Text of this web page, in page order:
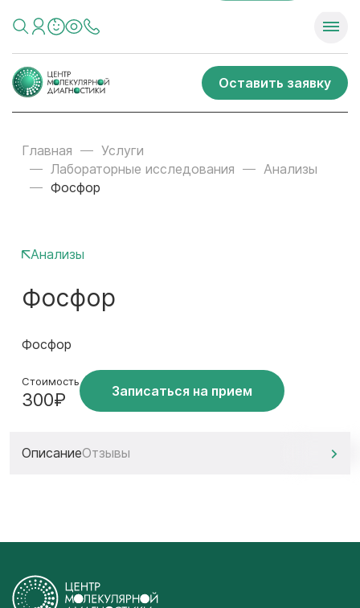
Оставить заявку
Главная
Услуги
Лабораторные исследования
Анализы
Фосфор
Анализы
Фосфор
Фосфор
Стоимость
300₽ Записаться на прием
ОписаниеОтзывы